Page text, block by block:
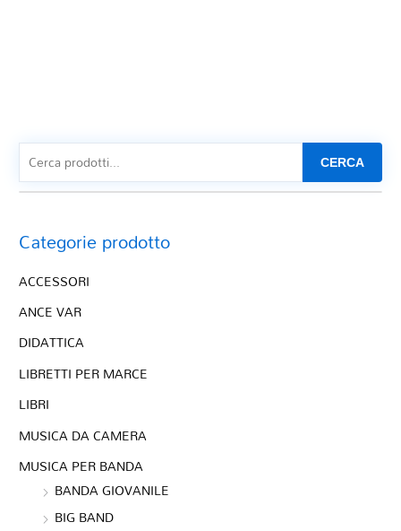
CERCA
Categorie prodotto
ACCESSORI
ANCE VAR
DIDATTICA
LIBRETTI PER MARCE
LIBRI
MUSICA DA CAMERA
MUSICA PER BANDA
BANDA GIOVANILE
BIG BAND